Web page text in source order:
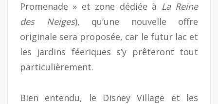
Promenade » et zone dédiée à La Reine
des Neiges), qu’une nouvelle offre
originale sera proposée, car le futur lac et
les jardins féeriques s’y prêteront tout
particulièrement.
Bien entendu, le Disney Village et les